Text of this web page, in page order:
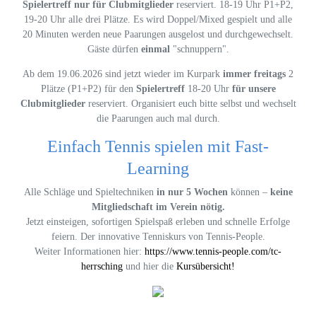
Spielertreff nur für Clubmitglieder reserviert. 18-19 Uhr P1+P2,
19-20 Uhr alle drei Plätze. Es wird Doppel/Mixed gespielt und alle
20 Minuten werden neue Paarungen ausgelost und durchgewechselt.
Gäste dürfen einmal "schnuppern".
Ab dem 19.06.2026 sind jetzt wieder im Kurpark immer freitags 2
Plätze (P1+P2) für den Spielertreff18-20 Uhr für unsere
Clubmitgliederreserviert. Organisiert euch bitte selbst und wechselt
die Paarungen auch mal durch.
Einfach Tennis spielen mit Fast-
Learning
Alle Schläge und Spieltechniken in nur 5 Wochen können – keine
Mitgliedschaft im Verein nötig.
Jetzt einsteigen, sofortigen Spielspaß erleben und schnelle Erfolge
feiern. Der innovative Tenniskurs von Tennis-People.
Weiter Informationen hier: https://www.tennis-people.com/tc-
herrsching und hier die Kursübersicht!